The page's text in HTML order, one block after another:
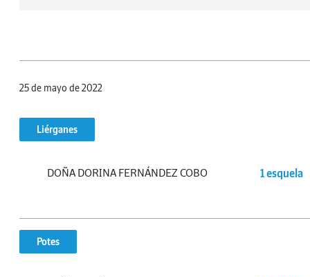
25 de mayo de 2022
Liérganes
DOÑA DORINA FERNÁNDEZ COBO 1 esquela
Potes